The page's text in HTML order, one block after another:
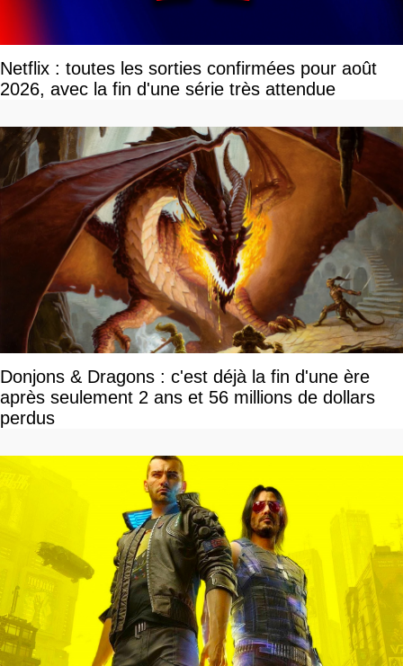
Netflix : toutes les sorties confirmées pour août
2026, avec la fin d'une série très attendue
Donjons & Dragons : c'est déjà la fin d'une ère
après seulement 2 ans et 56 millions de dollars
perdus